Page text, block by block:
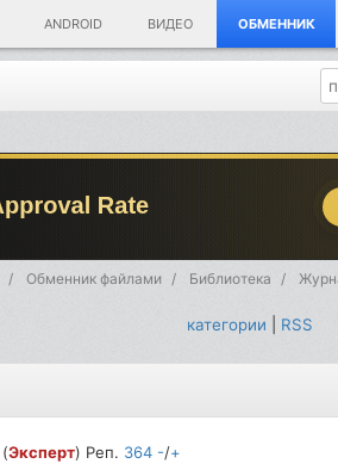
ANDROID ВИДЕО ОБМЕННИК
Обменник файлами Библиотека
категории RSS
(Эксперт) Реп. 364 -/+